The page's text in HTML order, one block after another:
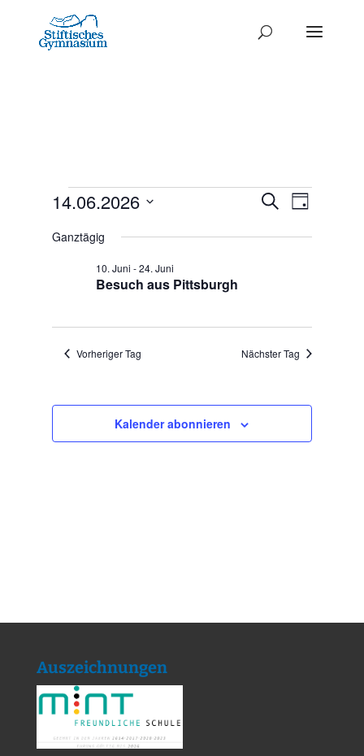
Termine
für
Juni
2026
Termine
Such-
SucheTag
14.06.2026
wählen.
Ganztägig
Besuch aus Pittsburgh
10. Juni -24. Juni
Vorheriger Tag Nächster Tag
Kalender abonnieren
Auszeichnungen